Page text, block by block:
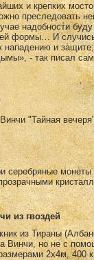
и крепких
преследовать
надобности
формы… И
нападению и
- так писал
"Тайная
серебряные
из гвоздей
из Тираны
Винчи, но не с
2x4м, 400